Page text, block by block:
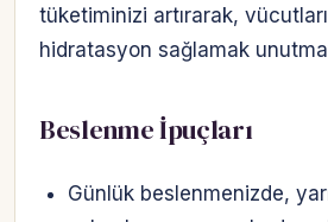
tüketiminizi artırarak,
hidratasyon sağlamak
Beslenme İpuçları
Günlük beslenmenizde,